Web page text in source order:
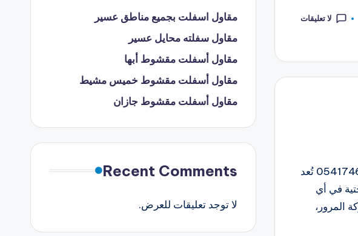
لا تعليقات
مقاول سفلتة محايل عسير – أبو يزن 📞 0541746356 تُعد
في أي
المرور،
مقاول اسفلت بجميع مناطق عسير
مقاول سفلته محايل عسير
مقاول أسفلت مقشوط أبها
مقاول أسفلت مقشوط خميس مشيط
مقاول أسفلت مقشوط جازان
Recent Comments
لا توجد تعليقات للعرض.